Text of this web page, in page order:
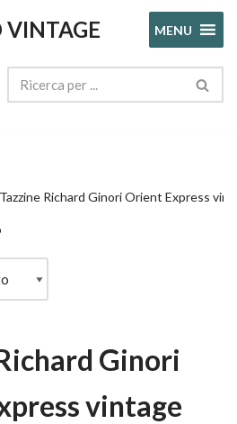
VINTAGE MENU
Richard Ginori Orient Express
Ginori
vintage